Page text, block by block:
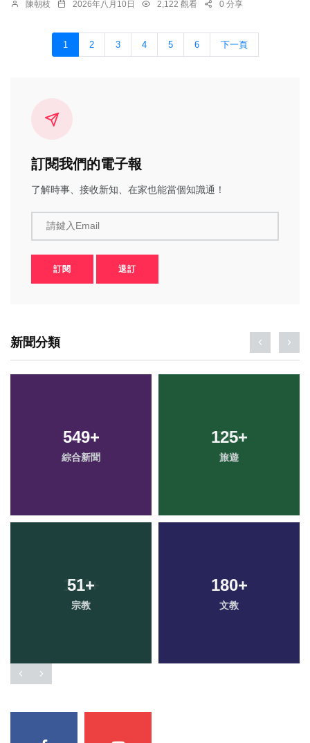
陳朝枝 2026年八月10日 2,122 觀看 0 分享
1 2 3 4 5 6 下一頁
訂閱我們的電子報
了解時事、接收新知、在家也能當個知識通！
請鍵入Email
訂閱 退訂
新聞分類
549+
綜合新聞
125+
旅遊
51+
宗教
180+
文教